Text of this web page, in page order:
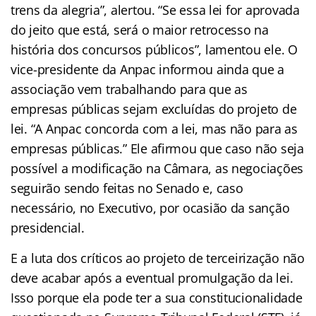
trens da alegria”, alertou. “Se essa lei for aprovada
do jeito que está, será o maior retrocesso na
história dos concursos públicos”, lamentou ele. O
vice-presidente da Anpac informou ainda que a
associação vem trabalhando para que as
empresas públicas sejam excluídas do projeto de
lei. “A Anpac concorda com a lei, mas não para as
empresas públicas.” Ele afirmou que caso não seja
possível a modificação na Câmara, as negociações
seguirão sendo feitas no Senado e, caso
necessário, no Executivo, por ocasião da sanção
presidencial.
E a luta dos críticos ao projeto de terceirização não
deve acabar após a eventual promulgação da lei.
Isso porque ela pode ter a sua constitucionalidade